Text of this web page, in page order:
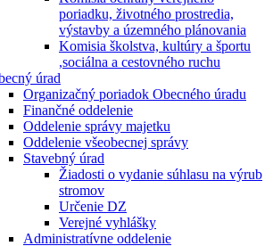
poriadku, životného prostredia,
výstavby a územného plánovania
Komisia školstva, kultúry a športu
,sociálna a cestovného ruchu
úrad
Organizačný poriadok Obecného úradu
Finančné oddelenie
Oddelenie správy majetku
Oddelenie všeobecnej správy
Stavebný úrad
Žiadosti o vydanie súhlasu na výrub
stromov
Určenie DZ
Verejné vyhlášky
Administratívne oddelenie